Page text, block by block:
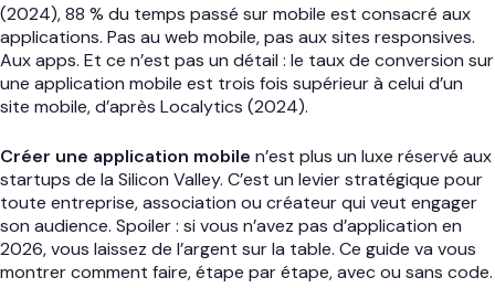
(2024), 88 % du temps passé sur mobile est consacré aux
applications. Pas au web mobile, pas aux sites responsives.
Aux apps. Et ce n’est pas un détail : le taux de conversion sur
une application mobile est trois fois supérieur à celui d’un
site mobile, d’après Localytics (2024).
Créer une application mobile n’est plus un luxe réservé aux
startups de la Silicon Valley. C’est un levier stratégique pour
toute entreprise, association ou créateur qui veut engager
son audience. Spoiler : si vous n’avez pas d’application en
2026, vous laissez de l’argent sur la table. Ce guide va vous
montrer comment faire, étape par étape, avec ou sans code.